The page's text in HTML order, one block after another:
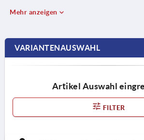
Mehr anzeigen
VARIANTENAUSWAHL
Artikel Auswahl
FILTER